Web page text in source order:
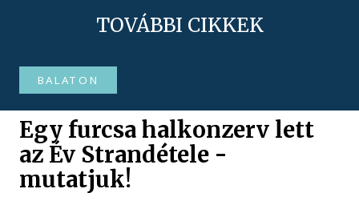
TOVÁBBI CIKKEK
BALATON
Egy furcsa halkonzerv lett
az Év Strandétele -
mutatjuk!